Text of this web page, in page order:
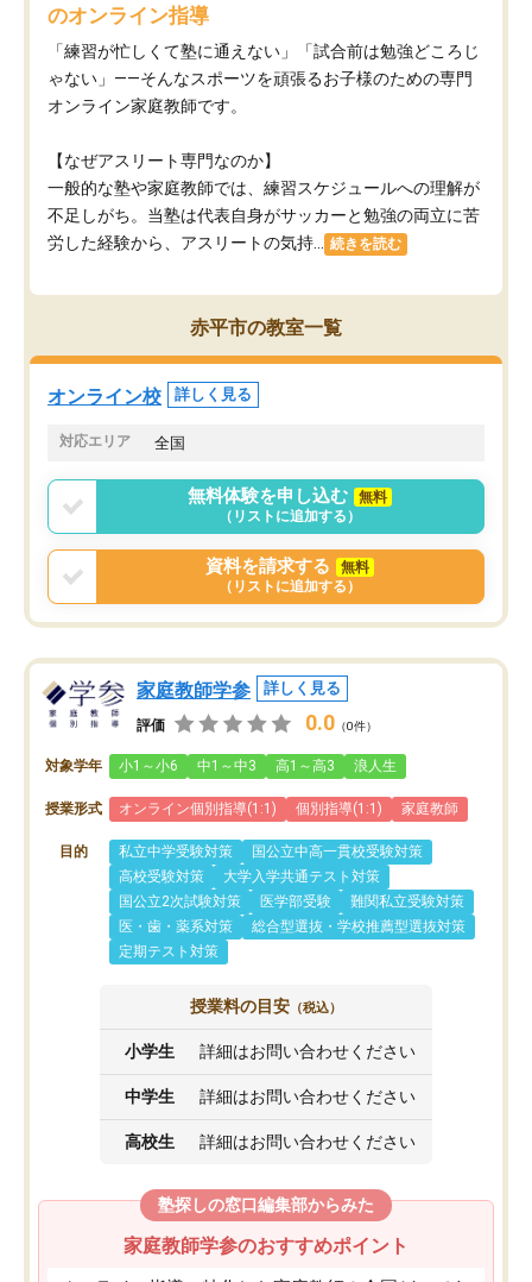
のオンライン指導
「練習が忙しくて塾に通えない」「試合前は勉強どころじ
ゃない」——そんなスポーツを頑張るお子様のための専門
オンライン家庭教師です。
【なぜアスリート専門なのか】
一般的な塾や家庭教師では、練習スケジュールへの理解が
不足しがち。当塾は代表自身がサッカーと勉強の両立に苦
労した経験から、アスリートの気持...
続きを読む
赤平市の教室一覧
オンライン校 詳しく見る
対応エリア 全国
無料体験を申し込む
無料
（リストに追加する）
資料を請求する
無料
（リストに追加する）
家庭教師学参 詳しく見る
評価 0.0 （0件）
対象学年 小1～小6 中1～中3 高1～高3 浪人生
授業形式 オンライン個別指導(1:1) 個別指導(1:1) 家庭教師
目的 私立中学受験対策
国公立中高一貫校受験対策
高校受験対策
大学入学共通テスト対策
国公立2次試験対策
医学部受験
難関私立受験対策
医・歯・薬系対策
総合型選抜・学校推薦型選抜対策
定期テスト対策
授業料の目安 （税込）
小学生 詳細はお問い合わせください
中学生 詳細はお問い合わせください
高校生 詳細はお問い合わせください
塾探しの窓口編集部からみた
家庭教師学参のおすすめポイント